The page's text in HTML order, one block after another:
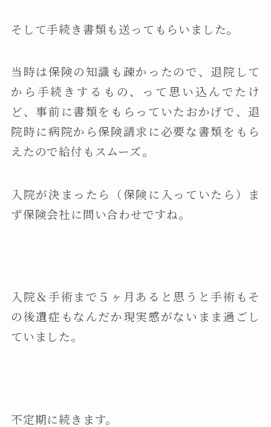
そして手続き書類も送ってもらいました。
当時は保険の知識も疎かったので、退院して
から手続きするもの、って思い込んでたけ
ど、事前に書類をもらっていたおかげで、退
院時に病院から保険請求に必要な書類をもら
えたので給付もスムーズ。
入院が決まったら（保険に入っていたら）ま
ず保険会社に問い合わせですね。
入院＆手術まで５ヶ月あると思うと手術もそ
の後遺症もなんだか現実感がないまま過ごし
ていました。
不定期に続きます。